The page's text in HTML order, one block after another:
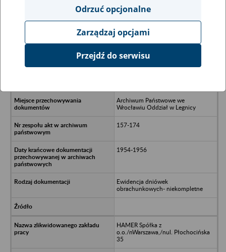
Ukryj wszystkie pozycje bazy
Rolnicza Spółdzielnia Wytwórcza im.
Archiwum Państwowe we
Wrocławiu Oddział w Legnicy
157-174
1954-1956
Ewidencja dniówek
obrachunkowych- niekompletne
HAMER Spółka z
o.o./nWarszawa,/nul. Płochocińska
35
Odrzuć opcjonalne
Zarządzaj opcjami
Przejdź do serwisu